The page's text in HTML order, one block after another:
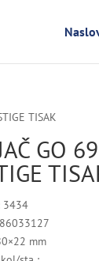
TISAK
GO
3434
mm